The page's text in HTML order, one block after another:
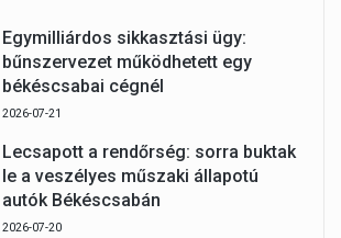
Egymilliárdos sikkasztási ügy:
bűnszervezet működhetett egy
békéscsabai cégnél
2026-07-21
Lecsapott a rendőrség: sorra buktak
le a veszélyes műszaki állapotú
autók Békéscsabán
2026-07-20